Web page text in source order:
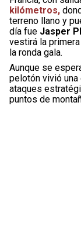
kilómetros,
terreno llano y
día fue Jasper
vestirá la
la ronda gala.
Aunque se
pelotón vivió una
ataques
puntos de